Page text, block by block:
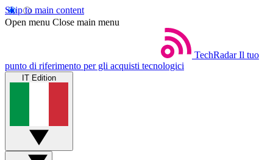
Skip to main content
Open menu Close main menu
TechRadar Il tuo
punto di riferimento per gli acquisti tecnologici
IT Edition